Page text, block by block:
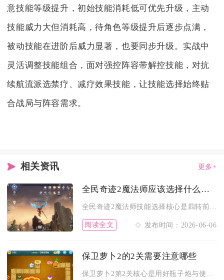
意技能等级提升，初始技能消耗低可优先升级，主动
技能威力大但消耗高，待角色等级提升后逐步点满，
被动技能在进阶后威力显著，也要同步升级。实战中
灵活调整技能组合，面对强控阵容带解控技能，对抗
续航流派选禁疗、减疗效果技能，让技能选择始终贴
合战局与阵容需求。
相关资讯 更多+
全民奇迹2魔法师应该选择什么职业技能
全民奇迹2魔法师技能选择核心是四转前兼顾火系单体爆发与冰系范...
阅读全文 发布时间：2026-06-06
保卫萝卜2的2关需要注意哪些